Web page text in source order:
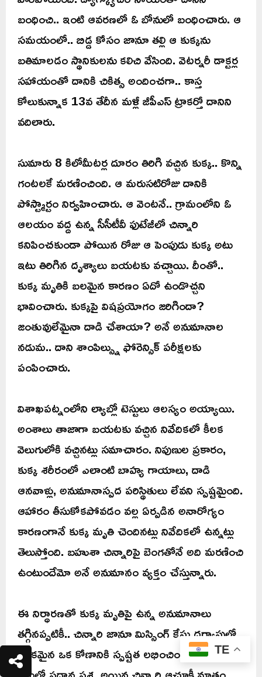
బంధించి.. ఇంటి ఆవరణలో ఓ బోనులో బంధించారు. ఆ
సమయంలో.. బిడ్డ కోసం జానూ తల్లి ఆ కుక్కను
బతిమాలడం స్థానికులను కలిచి వేసింది. వెటర్నరీ డాక్టర్ల
సహాయంతో దానికి చికిత్స అందించగా.. కాస్త
కోలుకున్నాక 13వ తేదీన మళ్లీ జీపీఎస్ ట్రాకర్తో దానిని
వదిలారు.
సుమారు 8 కిలోమీటర్ల దూరం తిరిగి వచ్చిన కుక్క.. కొన్ని
గంటలకే మరణించింది. ఆ మరుసటిరోజు దానికి
పోస్ట్మార్టం నిర్వహించారు. ఆ వెంటనే.. గ్రామంలోని ఓ
ఆలయం వద్ద ఉన్న సీసీటీవీ ఫుటేజీలో చిన్నారి
కనిపించకుండా పోయిన రోజు ఆ పెంపుడు కుక్క అటు
ఇటు తిరిగిన దృశ్యాలు బయటకు వచ్చాయి. దీంతో..
కుక్క మృతికి బలమైన కారణం ఏదో ఉండొచ్చని
భావించారు. కుక్కపై విషప్రయోగం జరిగిందా?
జంతువులేమైనా దాడి చేశాయా? అనే అనుమానాల
నడుమ.. దాని శాంపిల్స్ను ఫోరెన్సిక్ పరీక్షలకు
పంపించారు.
విశాఖపట్నంలోని ల్యాబ్లో టెస్టులు ఆలస్యం అయ్యాయి.
అంశాలు తాజాగా బయటకు వచ్చిన నివేదికలో కీలక
వెలుగులోకి వచ్చినట్లు సమాచారం. నిపుణుల ప్రకారం,
కుక్క శరీరంలో ఎలాంటి బాహ్య గాయాలు, దాడి
ఆనవాళ్లు, అనుమానాస్పద పరిస్థితులు లేవని స్పష్టమైంది.
ఆహారం తీసుకోకపోవడం వల్ల ఏర్పడిన అనారోగ్యం
కారణంగానే కుక్క మృతి చెందినట్లు నివేదికలో ఉన్నట్లు
తెలుస్తోంది. బహుశా చిన్నారిపై బెంగతోనే అది మరణించి
ఉంటుందేమో అనే అనుమానం వ్యక్తం చేస్తున్నారు.
ఈ నిర్ధారణతో కుక్క మృతిపై ఉన్న అనుమానాలు
తగ్గినప్పటికీ.. చిన్నారి జానూ మిస్సింగ్ కేసు దర్యాప్తులో
కీలకమైన ఒక కోణానికి స్పష్టత లభించింది. అయితేTE